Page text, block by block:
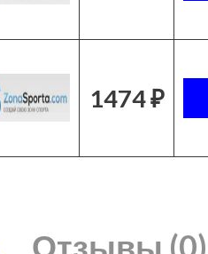
1474 ₽
Отзывы (0)